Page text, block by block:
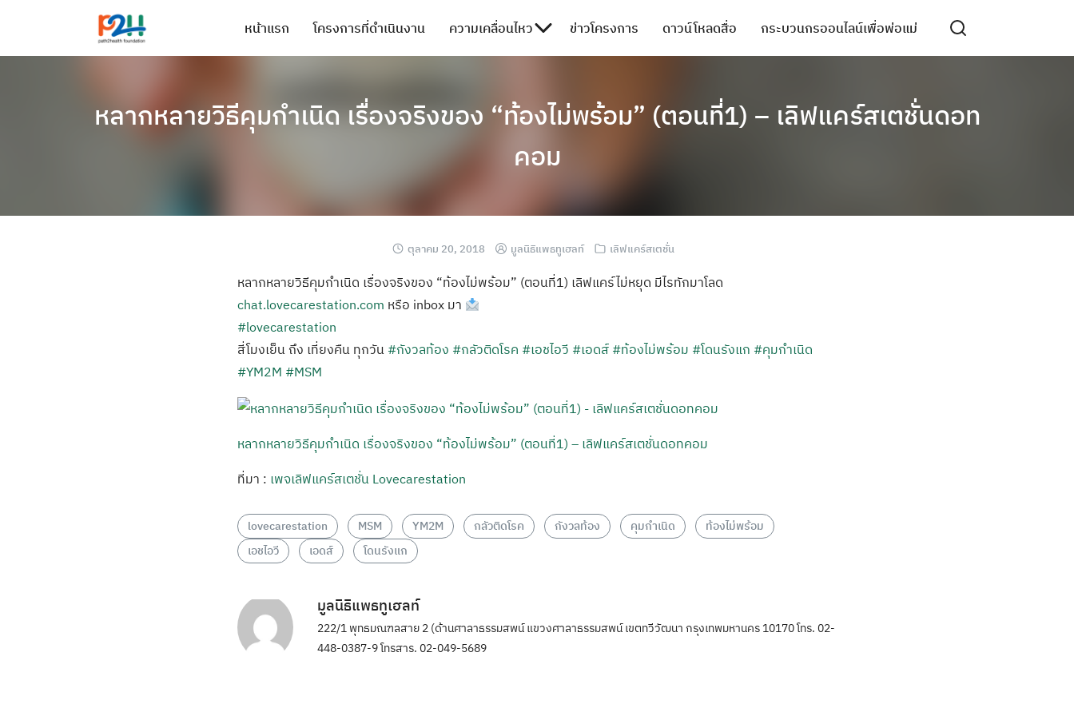
หน้าแรก โครงการที่ดำเนินงาน ความเคลื่อนไหว ข่าวโครงการ ดาวน์โหลดสื่อ กระบวนกรออนไลน์เพื่อพ่อแม่
หลากหลายวิธีคุมกำเนิด เรื่องจริงของ “ท้องไม่พร้อม” (ตอนที่1) – เลิฟแคร์สเตชั่นดอท
คอม
ตุลาคม 20, 2018 มูลนิธิแพธทูเฮลท์ เลิฟแคร์สเตชั่น
หลากหลายวิธีคุมกำเนิด เรื่องจริงของ “ท้องไม่พร้อม” (ตอนที่1) เลิฟแคร์ไม่หยุด มีไรทักมาโลด
chat.lovecarestation.com หรือ inbox มา
#lovecarestation
สี่โมงเย็น ถึง เที่ยงคืน ทุกวัน #กังวลท้อง #กลัวติดโรค #เอชไอวี #เอดส์ #ท้องไม่พร้อม #โดนรังแก #คุมกำเนิด
#YM2M #MSM
หลากหลายวิธีคุมกำเนิด เรื่องจริงของ “ท้องไม่พร้อม” (ตอนที่1) – เลิฟแคร์สเตชั่นดอทคอม
ที่มา : เพจเลิฟแคร์สเตชั่น Lovecarestation
lovecarestation MSM YM2M กลัวติดโรค กังวลท้อง คุมกำเนิด
ท้องไม่พร้อม
เอชไอวี
เอดส์ โดนรังแก
มูลนิธิแพธทูเฮลท์
222/1 พุทธมณฑลสาย 2 (ด้านศาลาธรรมสพน์ แขวงศาลาธรรมสพน์ เขตทวีวัฒนา กรุงเทพมหานคร 10170 โทร. 02-
448-0387-9 โทรสาร. 02-049-5689